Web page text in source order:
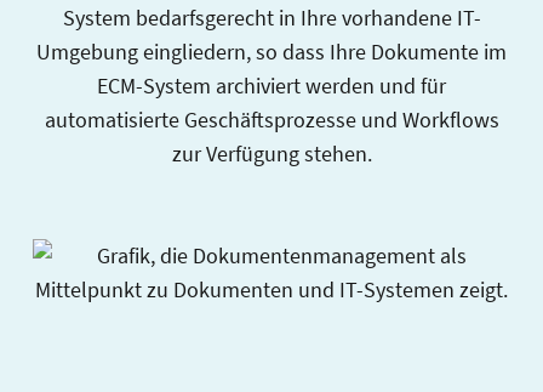
System bedarfsgerecht in Ihre vorhandene IT-
Umgebung eingliedern, so dass Ihre Dokumente im
ECM-System archiviert werden und für
automatisierte Geschäftsprozesse und Workflows
zur Verfügung stehen.